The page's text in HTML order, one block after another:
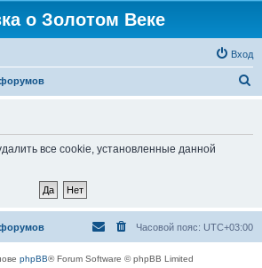
о Золотом Веке
Вход
все cookie, установленные данной
Часовой пояс: UTC+03:00
phpBB® Forum Software © phpBB Limited